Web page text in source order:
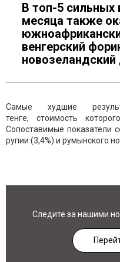
В топ-5 сильных
месяца также
венгерский
новозеландский
Самые худшие
тенге, стоимость
Сопоставимые показатели
рупии (3,4%) и румынского
Следите за нашими